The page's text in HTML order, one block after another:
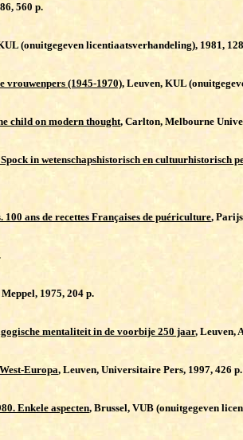
560 p.
(onuitgegeven licentiaatsverhandeling), 1981,
vrouwenpers (1945-1970), Leuven, KUL
child on modern thought, Carlton, Melbourne
in wetenschapshistorisch en cultuurhistorisch
100 ans de recettes Françaises de puériculture,
1975, 204 p.
mentaliteit in de voorbije 250 jaar, Leuven,
Europa, Leuven, Universitaire Pers, 1997, 426 p.
Enkele aspecten, Brussel, VUB (onuitgegeven